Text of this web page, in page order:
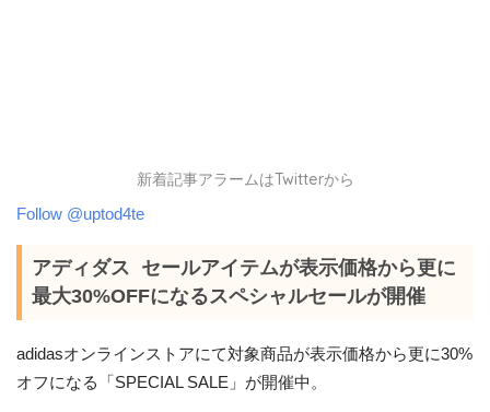
新着記事アラームはTwitterから
Follow @uptod4te
アディダス セールアイテムが表示価格から更に
最大30%OFFになるスペシャルセールが開催
adidasオンラインストアにて対象商品が表示価格から更に30%
オフになる「SPECIAL SALE」が開催中。